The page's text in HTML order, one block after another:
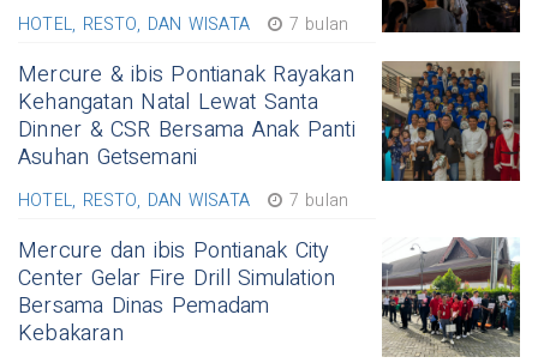
HOTEL, RESTO, DAN WISATA 7 bulan
Mercure & ibis Pontianak Rayakan
Kehangatan Natal Lewat Santa
Dinner & CSR Bersama Anak Panti
Asuhan Getsemani
HOTEL, RESTO, DAN WISATA 7 bulan
Mercure dan ibis Pontianak City
Center Gelar Fire Drill Simulation
Bersama Dinas Pemadam
Kebakaran